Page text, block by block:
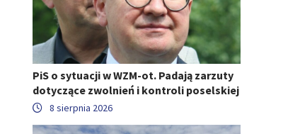
PiS o sytuacji w WZM-ot. Padają zarzuty
dotyczące zwolnień i kontroli poselskiej
8 sierpnia 2026